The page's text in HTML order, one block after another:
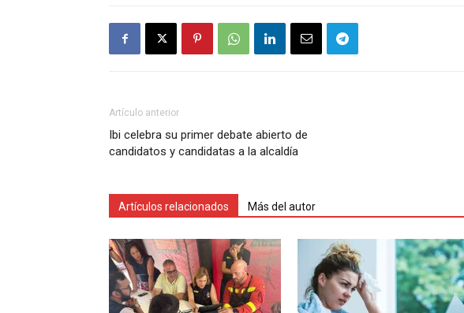
Artículo anterior
Ibi celebra su primer debate abierto de
candidatos y candidatas a la alcaldía
Artículos relacionados Más del autor